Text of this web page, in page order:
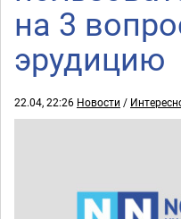
на 3
эрудицию
22.04, 22:26 Новости /